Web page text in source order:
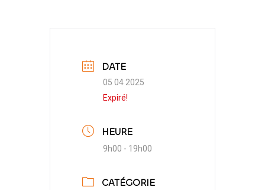
DATE
05 04 2025
Expiré!
HEURE
9h00 - 19h00
CATÉGORIE